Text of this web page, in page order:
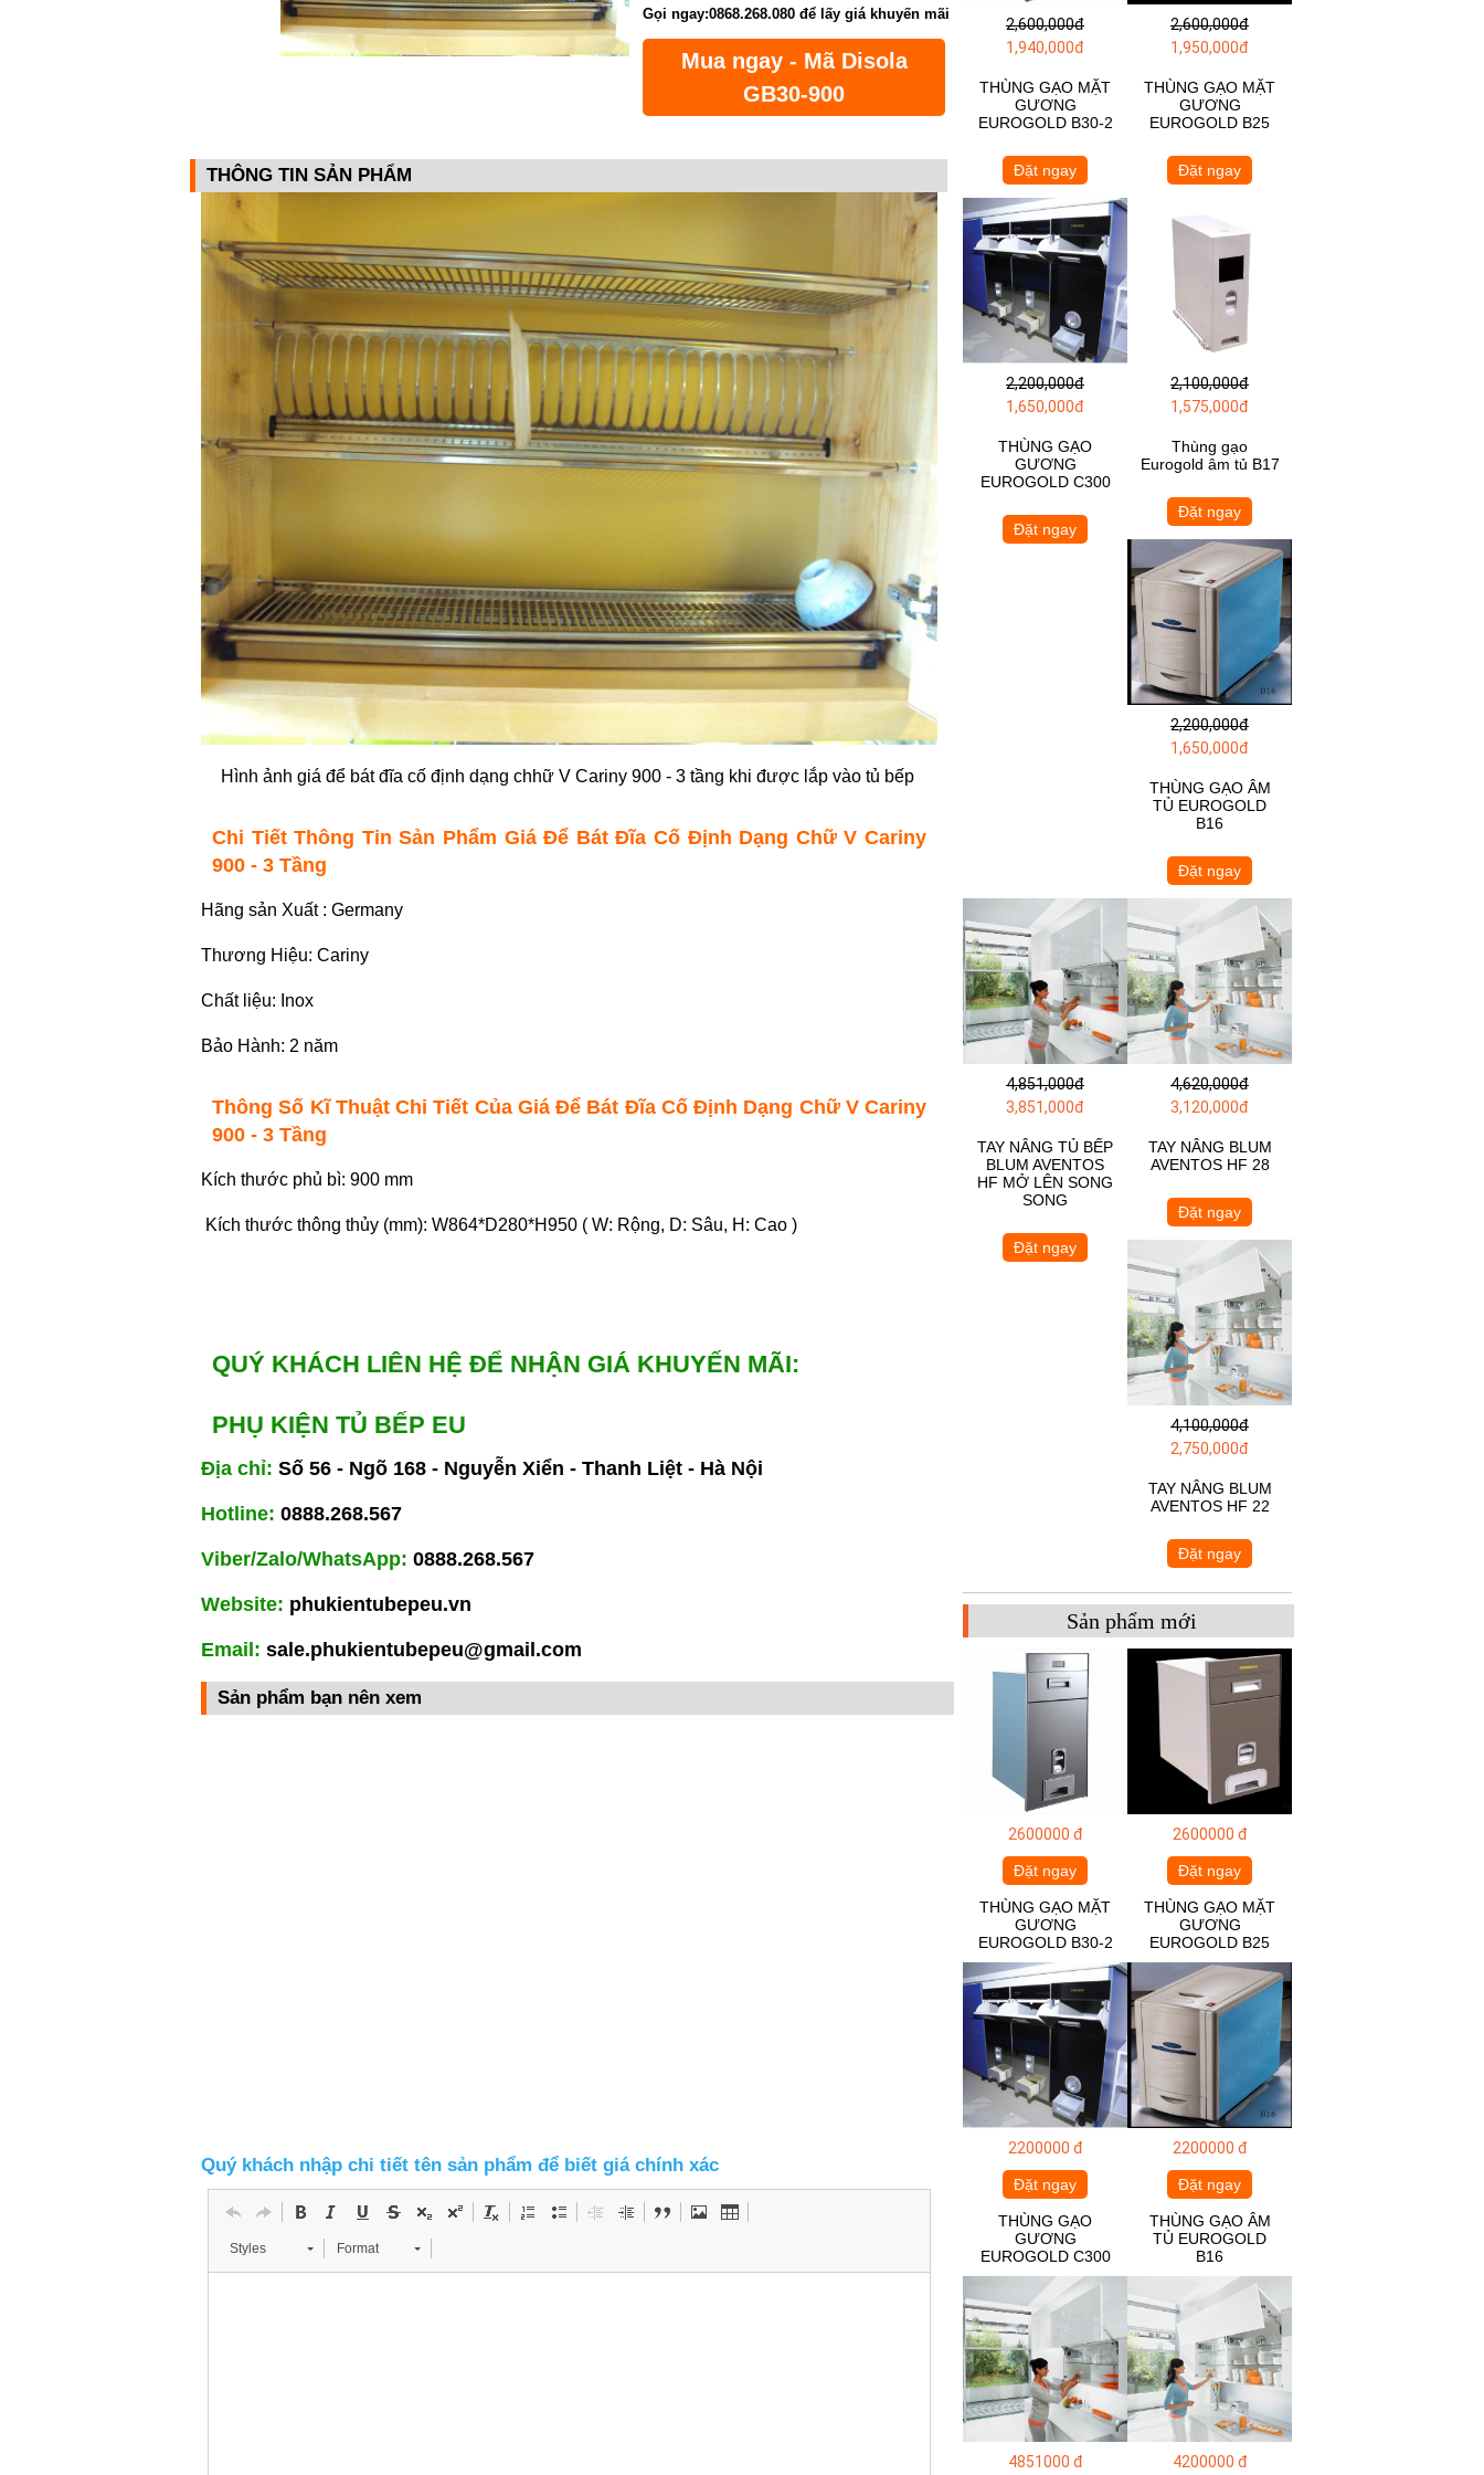
Gọi ngay:0868.268.080 để lấy giá khuyến mãi
Mua ngay - Mã Disola
GB30-900
THÔNG TIN SẢN PHẨM
Hình ảnh giá để bát đĩa cố định dạng chhữ V Cariny 900 - 3 tầng khi được lắp vào tủ bếp
Chi Tiết Thông Tin Sản Phẩm Giá Để Bát Đĩa Cố Định Dạng Chữ V Cariny
900 - 3 Tầng
Hãng sản Xuất : Germany
Thương Hiệu: Cariny
Chất liệu: Inox
Bảo Hành: 2 năm
Thông Số Kĩ Thuật Chi Tiết Của Giá Để Bát Đĩa Cố Định Dạng Chữ V Cariny
900 - 3 Tầng
Kích thước phủ bì: 900 mm
Kích thước thông thủy (mm): W864*D280*H950 ( W: Rộng, D: Sâu, H: Cao )
QUÝ KHÁCH LIÊN HỆ ĐỂ NHẬN GIÁ KHUYẾN MÃI:
PHỤ KIỆN TỦ BẾP EU
Địa chỉ: Số 56 - Ngõ 168 - Nguyễn Xiển - Thanh Liệt - Hà Nội
Hotline: 0888.268.567
Viber/Zalo/WhatsApp: 0888.268.567
Website: phukientubepeu.vn
Email: sale.phukientubepeu@gmail.com
Sản phẩm bạn nên xem
Quý khách nhập chi tiết tên sản phẩm để biết giá chính xác
Styles Format
2,600,000đ
1,940,000đ
THÙNG GẠO MẶT
GƯƠNG
EUROGOLD B30-2
Đặt ngay
2,600,000đ
1,950,000đ
THÙNG GẠO MẶT
GƯƠNG
EUROGOLD B25
Đặt ngay
2,200,000đ
1,650,000đ
THÙNG GẠO
GƯƠNG
EUROGOLD C300
Đặt ngay
2,100,000đ
1,575,000đ
Thùng gạo
Eurogold âm tủ B17
Đặt ngay
2,200,000đ
1,650,000đ
THÙNG GẠO ÂM
TỦ EUROGOLD
B16
Đặt ngay
4,851,000đ
3,851,000đ
TAY NÂNG TỦ BẾP
BLUM AVENTOS
HF MỞ LÊN SONG
SONG
Đặt ngay
4,620,000đ
3,120,000đ
TAY NÂNG BLUM
AVENTOS HF 28
Đặt ngay
4,100,000đ
2,750,000đ
TAY NÂNG BLUM
AVENTOS HF 22
Đặt ngay
Sản phẩm mới
2600000 đ
Đặt ngay
THÙNG GẠO MẶT
GƯƠNG
EUROGOLD B30-2
2600000 đ
Đặt ngay
THÙNG GẠO MẶT
GƯƠNG
EUROGOLD B25
2200000 đ
Đặt ngay
THÙNG GẠO
GƯƠNG
EUROGOLD C300
2200000 đ
Đặt ngay
THÙNG GẠO ÂM
TỦ EUROGOLD
B16
4851000 đ 4200000 đ